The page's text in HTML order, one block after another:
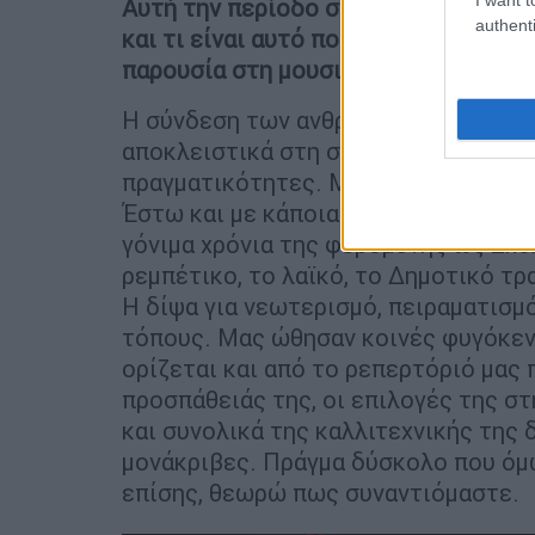
Αυτή την περίοδο συνεργάζεστε με
και τι είναι αυτό που εκτιμάτε
παρουσία στη μουσική σκηνή;
Η σύνδεση των ανθρώπων μέσα από τα
αποκλειστικά στη σφαίρα του
πραγματικότητες. Μην ξεχνάτε πως
Έστω και με κάποια μικρή χρονική
γόνιμα χρόνια της φερόμενης ως
ρεμπέτικο, το λαϊκό, το Δημοτικό
Η δίψα για νεωτερισμό,
τόπους. Μας ώθησαν κοινές
ορίζεται και από το ρεπερτόριό
προσπάθειάς της, οι επιλογές της
και συνολικά της καλλιτεχνικής
μονάκριβες. Πράγμα δύσκολο που
επίσης, θεωρώ πως συναντιόμαστε.